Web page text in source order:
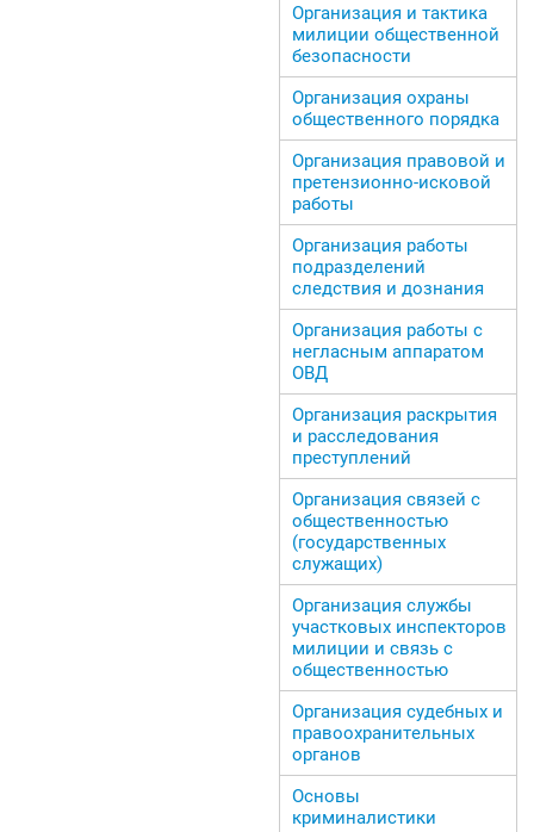
Организация и тактика
милиции общественной
безопасности
Организация охраны
общественного порядка
Организация правовой и
претензионно-исковой
работы
Организация работы
подразделений
следствия и дознания
Организация работы с
негласным аппаратом
ОВД
Организация раскрытия
и расследования
преступлений
Организация связей с
общественностью
(государственных
служащих)
Организация службы
участковых инспекторов
милиции и связь с
общественностью
Организация судебных и
правоохранительных
органов
Основы
криминалистики